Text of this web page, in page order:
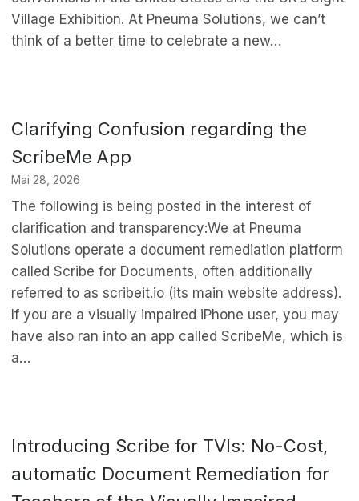
Village Exhibition. At Pneuma Solutions, we can’t
think of a better time to celebrate a new…
Clarifying Confusion regarding the
ScribeMe App
Mai 28, 2026
The following is being posted in the interest of
clarification and transparency:We at Pneuma
Solutions operate a document remediation platform
called Scribe for Documents, often additionally
referred to as scribeit.io (its main website address).
If you are a visually impaired iPhone user, you may
have also ran into an app called ScribeMe, which is
a…
Introducing Scribe for TVIs: No-Cost,
automatic Document Remediation for